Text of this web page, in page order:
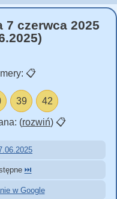
czerwca 2025
📋
39 42
(rozwiń) 📋
⏭️
w Google